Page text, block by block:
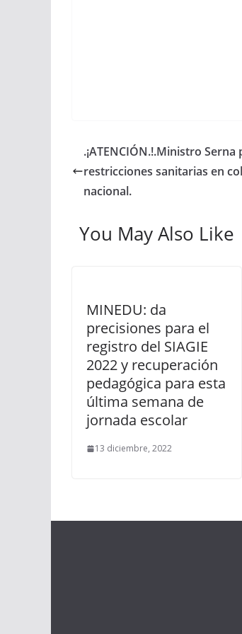
.¡ATENCIÓN.!.Ministro
restricciones sanitarias en
nacional.
You May Also Like
MINEDU: da
precisiones para el
registro del SIAGIE
2022 y recuperación
pedagógica para esta
última semana de
jornada escolar
13 diciembre, 2022